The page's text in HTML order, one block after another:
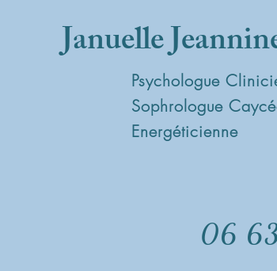
Januelle
Psychologue
Sophrologue
Energéticienne
06